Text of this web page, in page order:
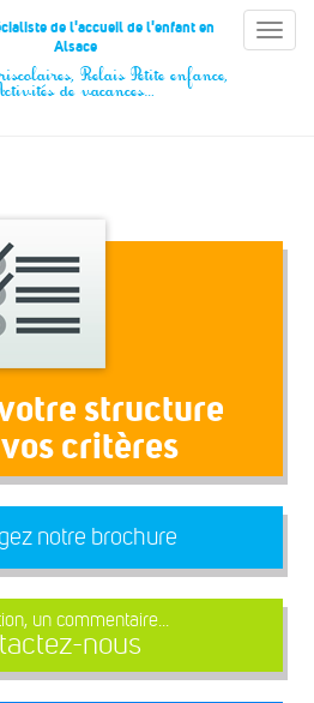
Toggle
de l'accueil de l'enfant en
Alsace
Relais Petite enfance,
de vacances…
structure
critères
notre brochure
un commentaire...
nous